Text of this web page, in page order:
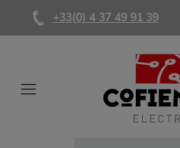
+33(0) 4 37 49 91 39